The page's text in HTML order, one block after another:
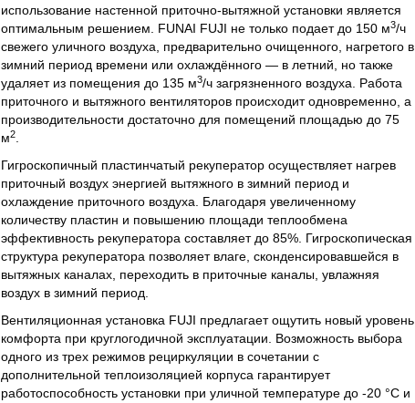
использование настенной приточно-вытяжной установки является
оптимальным решением. FUNAI FUJI не только подает до 150 м3/ч
свежего уличного воздуха, предварительно очищенного, нагретого в
зимний период времени или охлаждённого — в летний, но также
удаляет из помещения до 135 м3/ч загрязненного воздуха. Работа
приточного и вытяжного вентиляторов происходит одновременно, а
производительности достаточно для помещений площадью до 75
м2
Гигроскопичный пластинчатый рекуператор осуществляет нагрев
приточный воздух энергией вытяжного в зимний период и
охлаждение приточного воздуха. Благодаря увеличенному
количеству пластин и повышению площади теплообмена
эффективность рекуператора составляет до 85%. Гигроскопическая
структура рекуператора позволяет влаге, сконденсировавшейся в
вытяжных каналах, переходить в приточные каналы, увлажняя
воздух в зимний период.
Вентиляционная установка FUJI предлагает ощутить новый уровень
комфорта при круглогодичной эксплуатации. Возможность выбора
одного из трех режимов рециркуляции в сочетании с
дополнительной теплоизоляцией корпуса гарантирует
работоспособность установки при уличной температуре до -20 °С и